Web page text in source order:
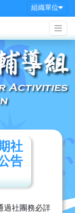
組織單位
社
告
過社團務必詳